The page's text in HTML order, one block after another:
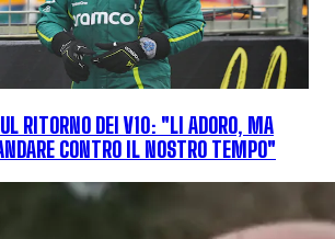
RITORNO DEI V10: "LI ADORO, MA
CONTRO IL NOSTRO TEMPO"